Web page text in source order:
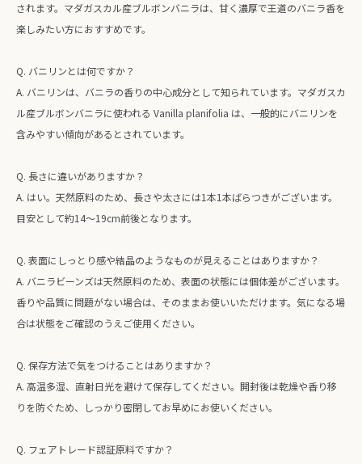
されます。マダガスカル産ブルボンバニラは、甘く濃厚で王道のバニラ香を
楽しみたい方におすすめです。
Q. バニリンとは何ですか？
A. バニリンは、バニラの香りの中心成分として知られています。マダガスカ
ル産ブルボンバニラに使われる Vanilla planifolia は、一般的にバニリンを
含みやすい傾向があるとされています。
Q. 長さに違いがありますか？
A. はい。天然原料のため、長さや太さには1本1本ばらつきがございます。
目安として約14〜19cm前後となります。
Q. 表面にしっとり感や結晶のようなものが見えることはありますか？
A. バニラビーンズは天然原料のため、表面の状態には個体差がございます。
香りや品質に問題がない場合は、そのままお使いいただけます。気になる場
合は状態をご確認のうえご使用ください。
Q. 保存方法で気をつけることはありますか？
A. 高温多湿、直射日光を避けて保存してください。開封後は乾燥や香り移
りを防ぐため、しっかり密閉してお早めにお使いください。
Q. フェアトレード認証原料ですか？